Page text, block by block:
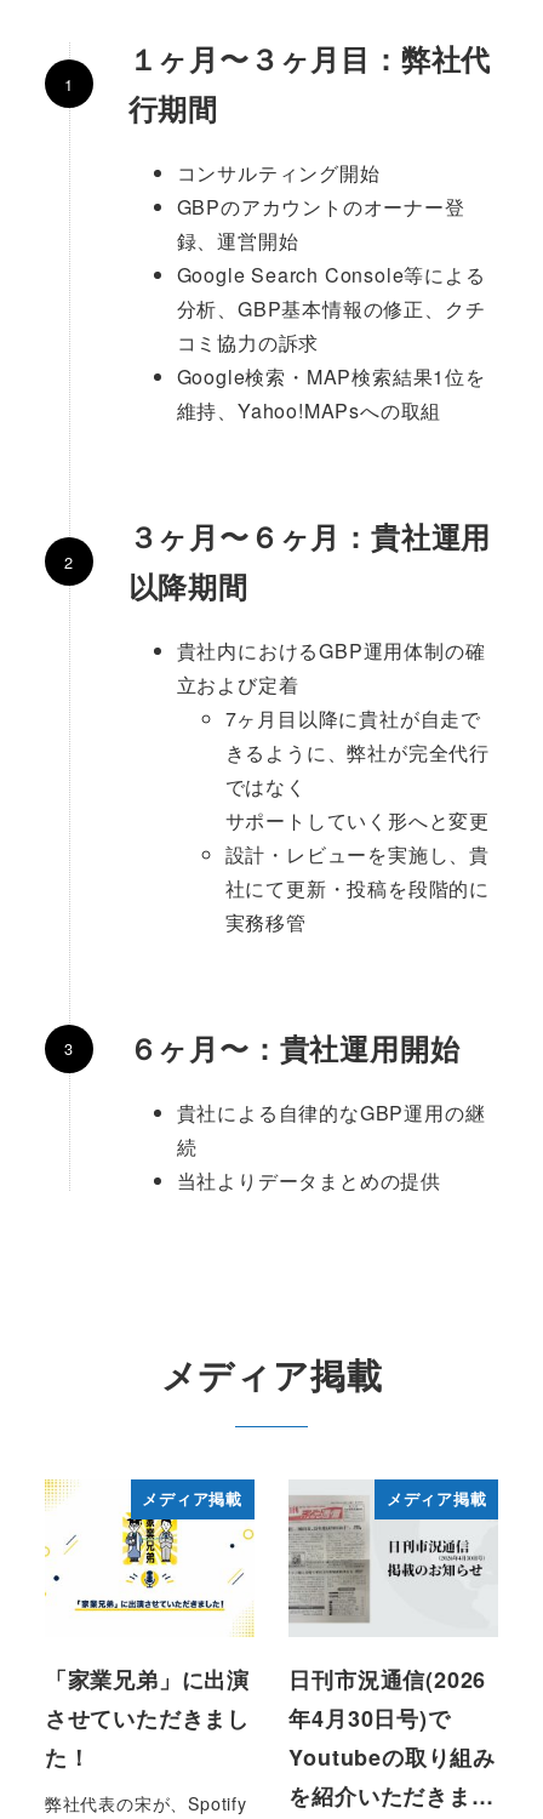
１ヶ月〜３ヶ月目：弊社代
行期間
コンサルティング開始
GBPのアカウントのオーナー登
録、運営開始
Google Search Console等による
分析、GBP基本情報の修正、クチ
コミ協力の訴求
Google検索・MAP検索結果1位を
維持、Yahoo!MAPsへの取組
３ヶ月〜６ヶ月：貴社運用
以降期間
貴社内におけるGBP運用体制の確
立および定着
7ヶ月目以降に貴社が自走で
きるように、弊社が完全代行
ではなく
サポートしていく形へと変更
設計・レビューを実施し、貴
社にて更新・投稿を段階的に
実務移管
６ヶ月〜：貴社運用開始
貴社による自律的なGBP運用の継
続
当社よりデータまとめの提供
メディア掲載
メディア掲載
「家業兄弟」に出演
させていただきまし
た！
弊社代表の宋が、Spotify
メディア掲載
日刊市況通信(2026
年4月30日号)で
Youtubeの取り組み
を紹介いただきま…